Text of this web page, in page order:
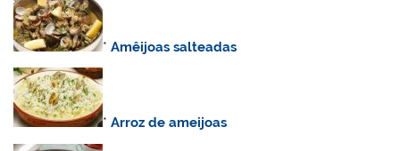
*Amêijoas salteadas
*Arroz de ameijoas